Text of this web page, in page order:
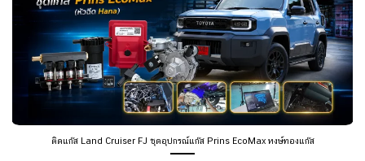
ติดแก๊ส Land Cruiser FJ ชุดอุปกรณ์แก๊ส Prins EcoMax หงษ์ทองแก๊ส